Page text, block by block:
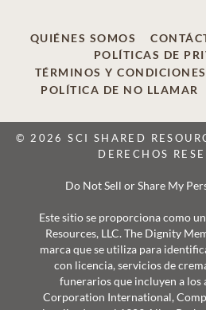
QUIÉNES SOMOS
POLÍTICAS DE
TÉRMINOS Y CONDICIONES
POLÍTICA DE NO LLAMAR
© 2026 SCI SHARED
DERECHOS
Do Not Sell or Share My
Este sitio se proporciona como
Resources, LLC. The Dignity
marca que se utiliza para
con licencia, servicios de
funerarios que incluyen a los
Corporation International,